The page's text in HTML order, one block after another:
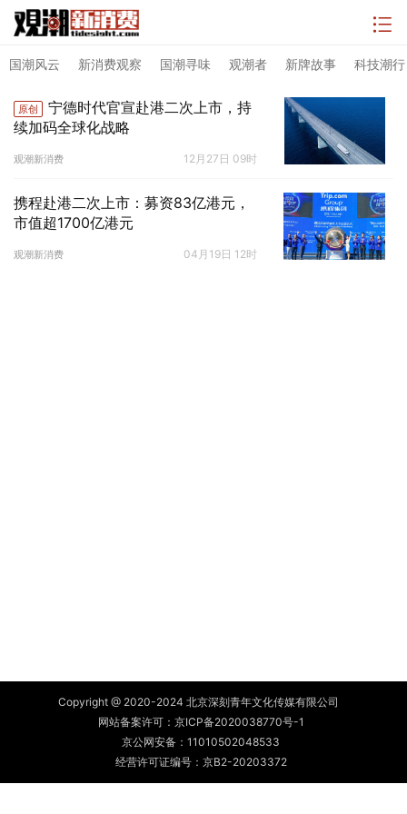
国潮风云 新消费观察 国潮寻味 观潮者 新牌故事 科技潮行
原创
宁德时代官宣赴港二次上市，持
续加码全球化战略
观潮新消费 12月27日 09时
携程赴港二次上市：募资83亿港元，
市值超1700亿港元
观潮新消费 04月19日 12时
Copyright @ 2020-2024 北京深刻青年文化传媒有限公司
网站备案许可： 京ICP备2020038770号-1
京公网安备： 11010502048533
经营许可证编号：京B2-20203372